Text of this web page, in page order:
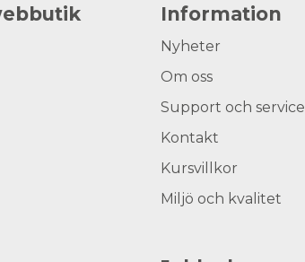
Information
Nyheter
Om oss
Support och service
Kontakt
Kursvillkor
Miljö och kvalitet